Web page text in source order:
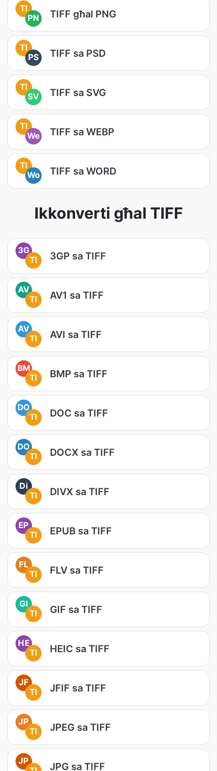
TI
PN
TIFF għal PNG
TI
PS
TIFF sa PSD
TI
SV
TIFF sa SVG
TI
We
TIFF sa WEBP
TI
Wo
TIFF sa WORD
Ikkonverti għal TIFF
3G
TI
3GP sa TIFF
AV
TI
AV1 sa TIFF
AV
TI
AVI sa TIFF
BM
TI
BMP sa TIFF
DO
TI
DOC sa TIFF
DO
TI
DOCX sa TIFF
Di
TI
DIVX sa TIFF
EP
TI
EPUB sa TIFF
FL
TI
FLV sa TIFF
GI
TI
GIF sa TIFF
HE
TI
HEIC sa TIFF
JF
TI
JFIF sa TIFF
JP
TI
JPEG sa TIFF
JP
JPG sa TIFF